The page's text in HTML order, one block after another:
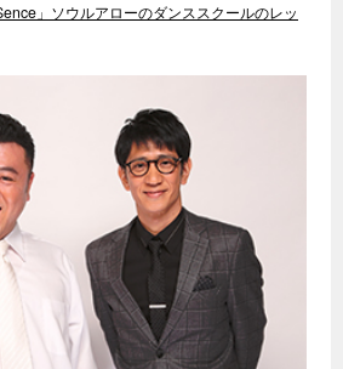
」ソウルアローのダンススクールのレッ